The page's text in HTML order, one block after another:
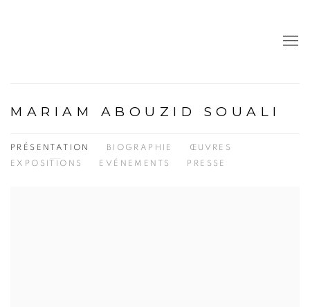
MARIAM ABOUZID SOUALI
PRÉSENTATION BIOGRAPHIE
ŒUVRES
EXPOSITIONS
EVÉNEMENTS PRESSE